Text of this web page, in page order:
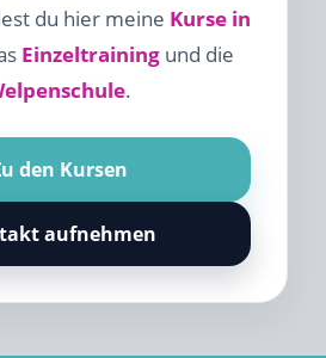
du hier meine Kurse in
Einzeltrainingund die
.
den Kursen
aufnehmen